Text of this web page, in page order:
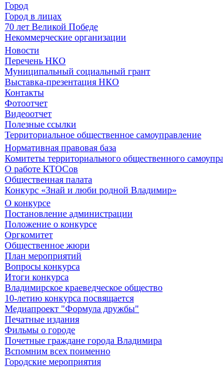
Город
Город в лицах
70 лет Великой Победе
Некоммерческие организации
Новости
Перечень НКО
Муниципальный социальный грант
Выставка-презентация НКО
Контакты
Фотоотчет
Видеоотчет
Полезные ссылки
Территориальное общественное самоуправление
Нормативная правовая база
Комитеты территориального общественного
О работе КТОСов
Общественная палата
Конкурс «Знай и люби родной Владимир»
О конкурсе
Постановление администрации
Положение о конкурсе
Оргкомитет
Общественное жюри
План мероприятий
Вопросы конкурса
Итоги конкурса
Владимирское краеведческое общество
10-летию конкурса посвящается
Медиапроект "Формула дружбы"
Печатные издания
Фильмы о городе
Почетные граждане города Владимира
Вспомним всех поименно
Городские мероприятия